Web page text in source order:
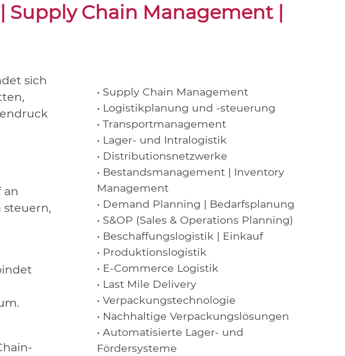
Supply Chain Management |
sich
an
steuern,
• Supply Chain Management
• Logistikplanung und -steuerung
• Transportmanagement
• Lager- und Intralogistik
• Distributionsnetzwerke
• Bestandsmanagement | Inventory
Management
• Demand Planning | Bedarfsplanung
• S&OP (Sales & Operations Planning)
• Beschaffungslogistik | Einkauf
• Produktionslogistik
• E-Commerce Logistik
• Last Mile Delivery
• Verpackungstechnologie
• Nachhaltige Verpackungslösungen
• Automatisierte Lager- und
Fördersysteme